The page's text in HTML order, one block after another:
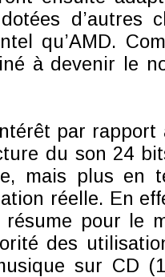
d’autres
qu’AMD.
à devenir le
par rapport
du son 24
mais plus en
réelle. En
résume pour le
des
sur CD